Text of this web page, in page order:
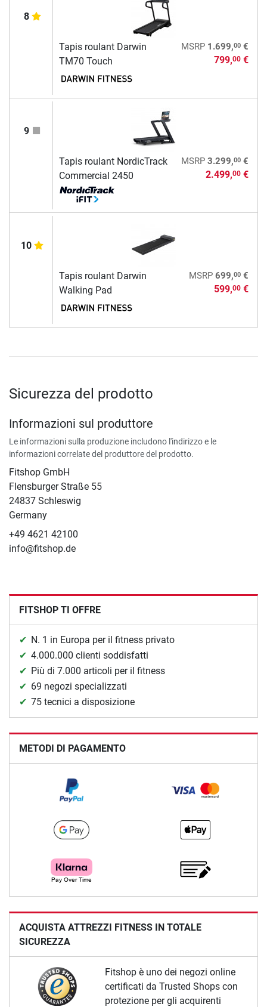
8
Tapis roulant Darwin
TM70 Touch
MSRP 1.699,00€
799,00€
9
Tapis roulant NordicTrack
Commercial 2450
MSRP 3.299,00€
2.499,00€
10
Tapis roulant Darwin
Walking Pad
MSRP 699,00€
599,00€
Sicurezza del prodotto
Informazioni sul produttore
Le informazioni sulla produzione includono l'indirizzo e le
informazioni correlate del produttore del prodotto.
Fitshop GmbH
Flensburger Straße 55
24837 Schleswig
Germany
+49 4621 42100
info@fitshop.de
FITSHOP TI OFFRE
N. 1 in Europa per il fitness privato
4.000.000 clienti soddisfatti
Più di 7.000 articoli per il fitness
69 negozi specializzati
75 tecnici a disposizione
METODI DI PAGAMENTO
ACQUISTA ATTREZZI FITNESS IN TOTALE
SICUREZZA
Fitshop è uno dei negozi online
certificati da Trusted Shops con
protezione per gli acquirenti